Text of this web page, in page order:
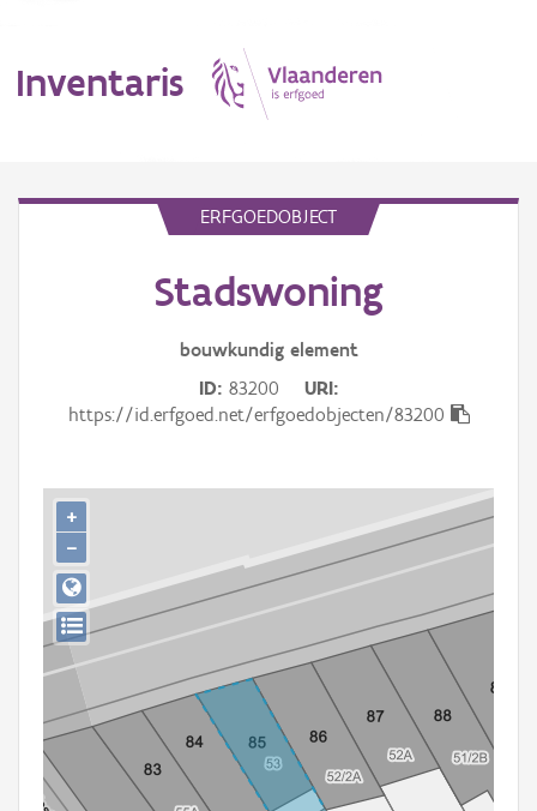
Inventaris
Gebeurtenis
Persoon of collectief
Downloads
Hergebruik
Aanmelden
ERFGOEDOBJECT
Stadswoning
bouwkundig element
ID 83200
URI
https://id.erfgoed.net/erfgoedobjecten/83200
+
−